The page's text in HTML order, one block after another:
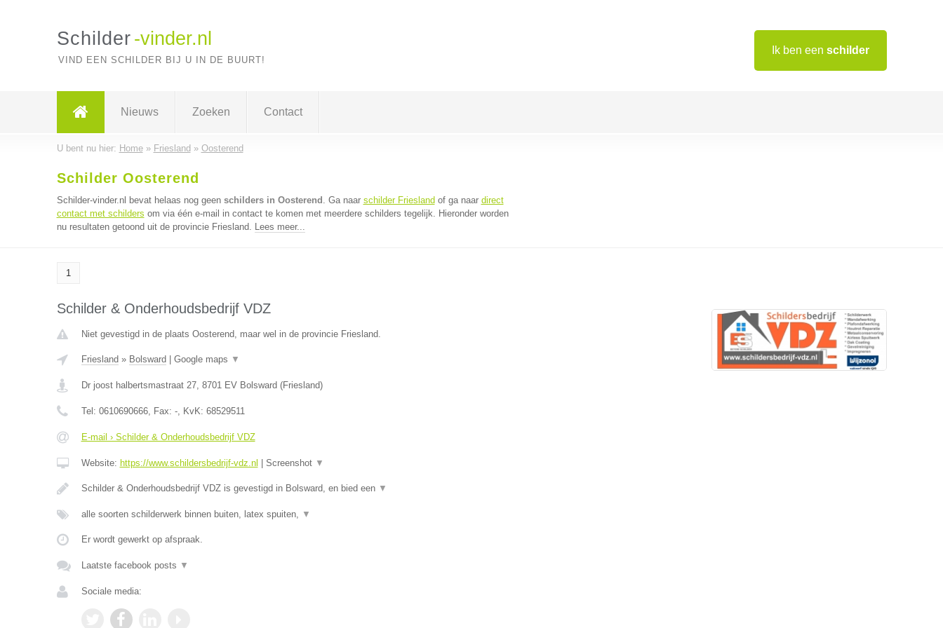
Ik ben een schilder
Schilder -vinder.nl
VIND EEN SCHILDER BIJ U IN DE BUURT!
Nieuws Zoeken Contact
U bent nu hier: Home» Friesland » Oosterend
Schilder Oosterend
Schilder-vinder.nl bevat helaas nog geen schilders in Oosterend . Ga naar schilder Friesland of ga naar direct
contact met schilders om via één e-mail in contact te komen met meerdere schilders tegelijk. Hieronder worden
nu resultaten getoond uit de provincie Friesland. Lees meer...
1
Schilder & Onderhoudsbedrijf VDZ
Niet gevestigd in de plaats Oosterend, maar wel in de provincie Friesland.
Friesland » Bolsward Google maps ▼
Dr joost halbertsmastraat 27, 8701 EV Bolsward (Friesland)
Tel: 0610690666, Fax: -, KvK: 68529511
E-mail › Schilder & Onderhoudsbedrijf VDZ
Website: https://www.schildersbedrijf-vdz.nl Screenshot ▼
Schilder & Onderhoudsbedrijf VDZ is gevestigd in Bolsward, en bied een ▼
alle soorten schilderwerk binnen buiten, latex spuiten, ▼
Er wordt gewerkt op afspraak.
Laatste facebook posts ▼
Sociale media: